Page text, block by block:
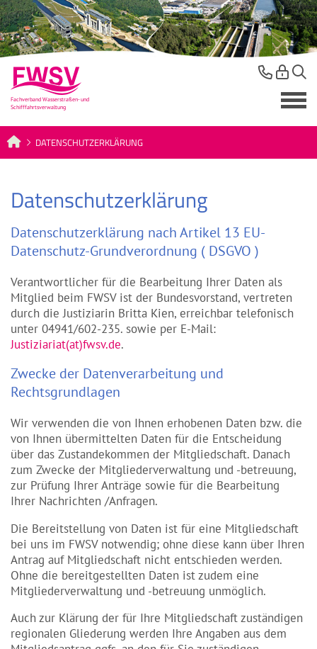
DATENSCHUTZERKLÄRUNG
Datenschutzerklärung
Datenschutzerklärung nach Artikel 13 EU-
Datenschutz-Grundverordnung ( DSGVO )
Verantwortlicher für die Bearbeitung Ihrer Daten als
Mitglied beim FWSV ist der Bundesvorstand, vertreten
durch die Justiziarin Britta Kien, erreichbar telefonisch
unter 04941/602-235. sowie per E-Mail:
Justiziariat(at)fwsv.de.
Zwecke der Datenverarbeitung und
Rechtsgrundlagen
Wir verwenden die von Ihnen erhobenen Daten bzw. die
von Ihnen übermittelten Daten für die Entscheidung
über das Zustandekommen der Mitgliedschaft. Danach
zum Zwecke der Mitgliederverwaltung und -betreuung,
zur Prüfung Ihrer Anträge sowie für die Bearbeitung
Ihrer Nachrichten /Anfragen.
Die Bereitstellung von Daten ist für eine Mitgliedschaft
bei uns im FWSV notwendig; ohne diese kann über Ihren
Antrag auf Mitgliedschaft nicht entschieden werden.
Ohne die bereitgestellten Daten ist zudem eine
Mitgliederverwaltung und -betreuung unmöglich.
Auch zur Klärung der für Ihre Mitgliedschaft zuständigen
regionalen Gliederung werden Ihre Angaben aus dem